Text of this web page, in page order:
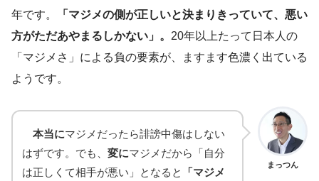
年です。
「マジメの側が正しいと決まりきっていて、悪い
方がただあやまるしかない」。 20年以上たって日本人の
「マジメさ」による負の要素が、ますます色濃く出ている
ようです。
まっつん
本当にマジメだったら誹謗中傷はしない
はずです。でも、 変にマジメだから「自分
は正しくて相手が悪い」となると
「マジメ